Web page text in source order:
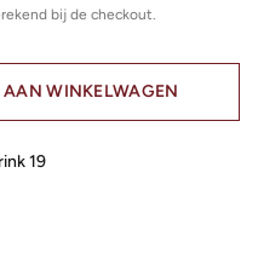
bij de checkout.
AAN WINKELWAGEN
19